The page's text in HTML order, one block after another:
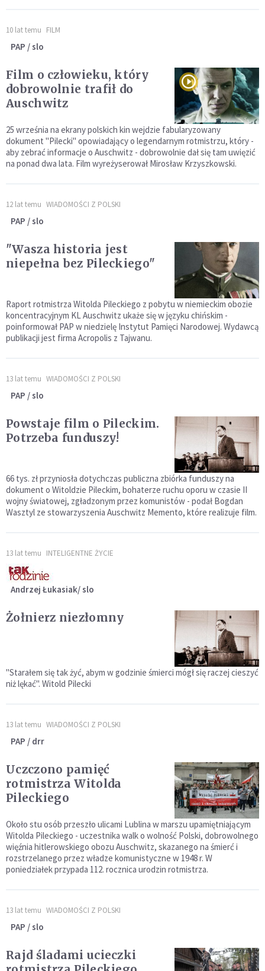
10 lat temu FILM
PAP / slo
Film o człowieku, który
dobrowolnie trafił do
Auschwitz
25 września na ekrany polskich kin wejdzie fabularyzowany
dokument "Pilecki" opowiadający o legendarnym rotmistrzu, który -
aby zebrać informacje o Auschwitz - dobrowolnie dał się tam uwięzić
na ponad dwa lata. Film wyreżyserował Mirosław Krzyszkowski.
12 lat temu WIADOMOŚCI Z POLSKI
PAP / slo
"Wasza historia jest
niepełna bez Pileckiego"
Raport rotmistrza Witolda Pileckiego z pobytu w niemieckim obozie
koncentracyjnym KL Auschwitz ukaże się w języku chińskim -
poinformował PAP w niedzielę Instytut Pamięci Narodowej. Wydawcą
publikacji jest firma Acropolis z Tajwanu.
13 lat temu WIADOMOŚCI Z POLSKI
PAP / slo
Powstaje film o Pileckim.
Potrzeba funduszy!
66 tys. zł przyniosła dotychczas publiczna zbiórka funduszy na
dokument o Witoldzie Pileckim, bohaterze ruchu oporu w czasie II
wojny światowej, zgładzonym przez komunistów - podał Bogdan
Wasztyl ze stowarzyszenia Auschwitz Memento, które realizuje film.
13 lat temu INTELIGENTNE ŻYCIE
Andrzej Łukasiak/ slo
Żołnierz niezłomny
"Starałem się tak żyć, abym w godzinie śmierci mógł się raczej cieszyć
niż lękać". Witold Pilecki
13 lat temu WIADOMOŚCI Z POLSKI
PAP / drr
Uczczono pamięć
rotmistrza Witolda
Pileckiego
Około stu osób przeszło ulicami Lublina w marszu upamiętniającym
Witolda Pileckiego - uczestnika walk o wolność Polski, dobrowolnego
więźnia hitlerowskiego obozu Auschwitz, skazanego na śmierć i
rozstrzelanego przez władze komunistyczne w 1948 r. W
poniedziałek przypada 112. rocznica urodzin rotmistrza.
13 lat temu WIADOMOŚCI Z POLSKI
PAP / slo
Rajd śladami ucieczki